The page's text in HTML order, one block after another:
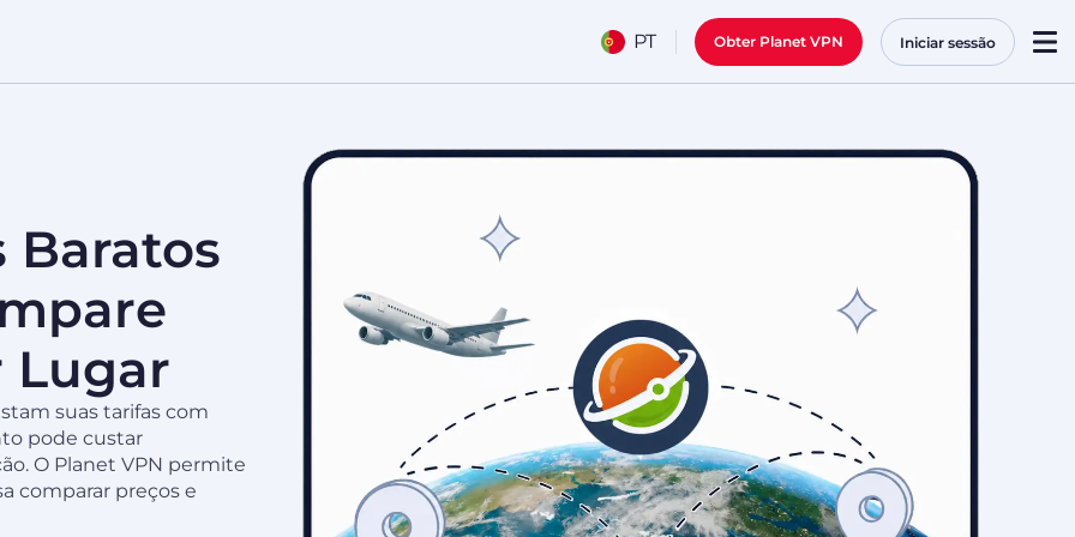
PT Obter Planet VPN Iniciar sessão
Baratos
Lugar
suas tarifas com
pode custar
O Planet VPN permite
comparar preços e